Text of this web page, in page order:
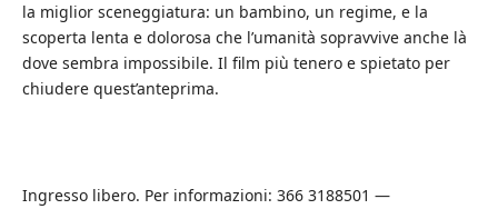
la miglior sceneggiatura: un bambino, un regime, e la
scoperta lenta e dolorosa che l’umanità sopravvive anche là
dove sembra impossibile. Il film più tenero e spietato per
chiudere quest’anteprima.
Ingresso libero. Per informazioni: 366 3188501 —